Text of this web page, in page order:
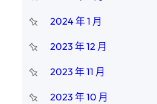
2024 年 1 月
2023 年 12 月
2023 年 11 月
2023 年 10 月